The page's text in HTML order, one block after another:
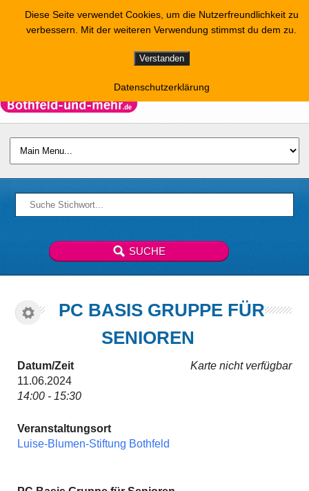
PC BASIS GRUPPE FÜR
SENIOREN
Karte nicht verfügbar
Datum/Zeit
11.06.2024
14:00 - 15:30
Veranstaltungsort
Luise-Blumen-Stiftung Bothfeld
Diese Seite verwendet Cookies, um die Nutzerfreundlichkeit zu
verbessern. Mit der weiteren Verwendung stimmst du dem zu.
Verstanden
Datenschutzerklärung